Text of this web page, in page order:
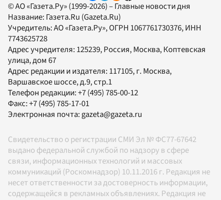
© АО «Газета.Ру» (1999-2026) – Главные новости дня
Название: Газета.Ru (Gazeta.Ru)
Учредитель:АО «Газета.Ру», ОГРН 1067761730376, ИНН
7743625728
Адрес учредителя: 125239, Россия, Москва, Коптевская
улица, дом 67
Адрес редакции и издателя: 117105, г. Москва,
Варшавское шоссе, д.9, стр.1
Телефон редакции:+7 (495) 785-00-12
Факс:+7 (495) 785-17-01
Электронная почта:gazeta@gazeta.ru
Свидетельство о регистрации СМИ Эл № ФС77-67642
выдано федеральной службой по надзору в сфере
связи, информационных технологий и массовых
коммуникаций (Роскомнадзор) 10.11.2016 г. Редакция не
несет ответственности за достоверность информации,
содержащейся в рекламных объявлениях. Редакция не